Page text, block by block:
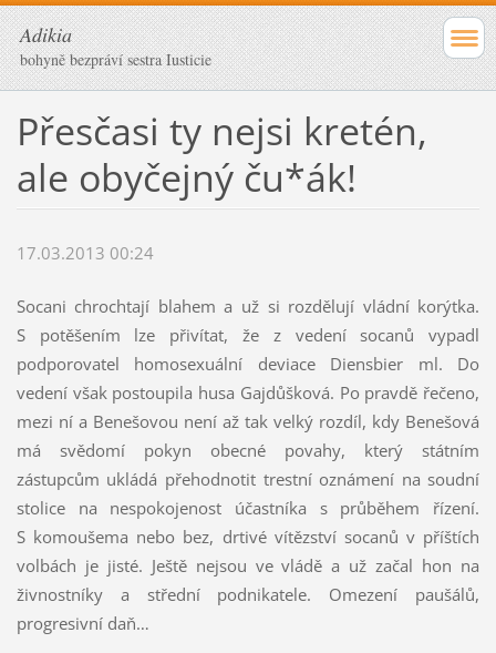
Adikia
bohyně bezpráví sestra Iusticie
Přesčasi ty nejsi kretén,
ale obyčejný ču*ák!
17.03.2013 00:24
Socani chrochtají blahem a už si rozdělují vládní korýtka.
S potěšením lze přivítat, že z vedení socanů vypadl
podporovatel homosexuální deviace Diensbier ml. Do
vedení však postoupila husa Gajdůšková. Po pravdě řečeno,
mezi ní a Benešovou není až tak velký rozdíl, kdy Benešová
má svědomí pokyn obecné povahy, který státním
zástupcům ukládá přehodnotit trestní oznámení na soudní
stolice na nespokojenost účastníka s průběhem řízení.
S komoušema nebo bez, drtivé vítězství socanů v příštích
volbách je jisté. Ještě nejsou ve vládě a už začal hon na
živnostníky a střední podnikatele. Omezení paušálů,
progresivní daň…